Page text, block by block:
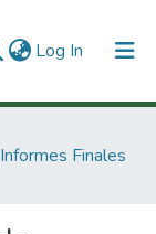
Log In (current)
Finales